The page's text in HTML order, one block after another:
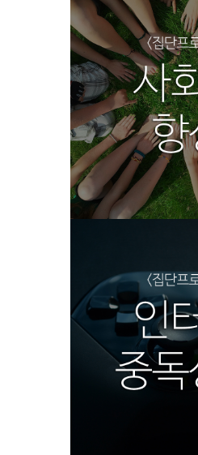
집단프로그램5
광주심리상담코칭센터